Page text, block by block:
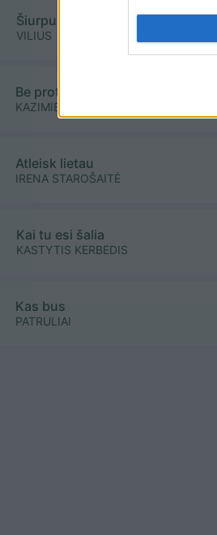
Šiurpuliukai
VILIUS
Be proto
KAZIMIERAS LIKŠA
Atleisk lietau
IRENA STAROŠAITĖ
Kai tu esi šalia
KASTYTIS KERBEDIS
Kas bus
PATRULIAI